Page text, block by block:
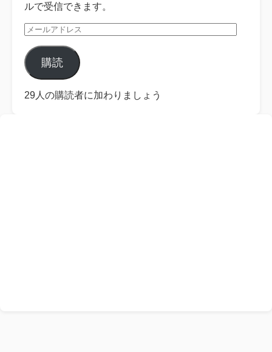
ルで受信できます。
メ
ル
ア
ド
レ
購読
29人の購読者に加わりましょう